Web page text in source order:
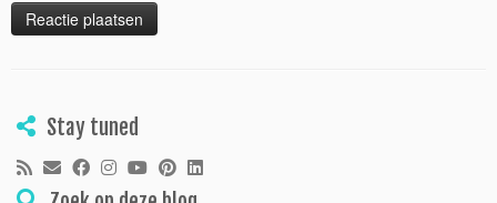
Stay tuned